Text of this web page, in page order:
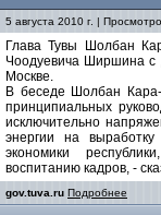
5 августа 2010 г. |
Глава Тувы Шолбан
Чоодуевича Ширшина с
Москве.
В беседе Шолбан
принципиальных
исключительно
энергии на
экономики
воспитанию кадров, -
gov.tuva.ru Подробнее